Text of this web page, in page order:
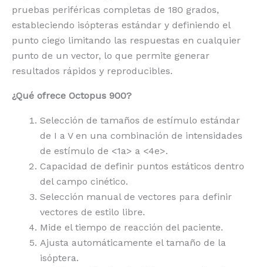
pruebas periféricas completas de 180 grados,
estableciendo isópteras estándar y definiendo el
punto ciego limitando las respuestas en cualquier
punto de un vector, lo que permite generar
resultados rápidos y reproducibles.
¿Qué ofrece Octopus 900?
Selección de tamaños de estímulo estándar
de I a V en una combinación de intensidades
de estímulo de <1a> a <4e>.
Capacidad de definir puntos estáticos dentro
del campo cinético.
Selección manual de vectores para definir
vectores de estilo libre.
Mide el tiempo de reacción del paciente.
Ajusta automáticamente el tamaño de la
isóptera.